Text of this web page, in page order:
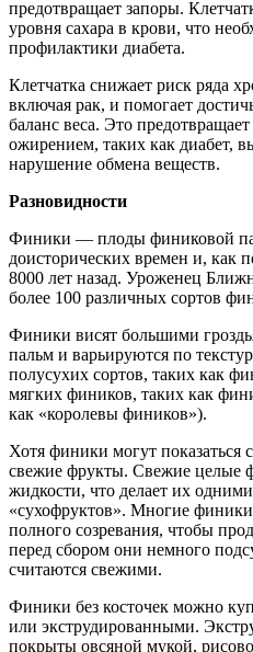
предотвращает запоры.
уровня сахара в крови, что
профилактики диабета.
Клетчатка снижает риск ряда
включая рак, и помогает
баланс веса. Это
ожирением, таких как диабет,
нарушение обмена веществ.
Разновидности
Финики — плоды финиковой
доисторических времен и, как
8000 лет назад. Уроженец
более 100 различных сортов
Финики висят большими
пальм и варьируются по
полусухих сортов, таких как
мягких фиников, таких как
как «королевы фиников»).
Хотя финики могут
свежие фрукты. Свежие целые
жидкости, что делает их
«сухофруктов». Многие
полного созревания, чтобы
перед сбором они немного
считаются свежими.
Финики без косточек можно
или экструдированными.
покрыты овсяной мукой,